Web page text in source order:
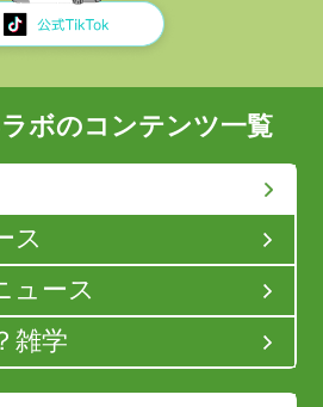
ボのコンテンツ一覧
ス
ュース
雑学